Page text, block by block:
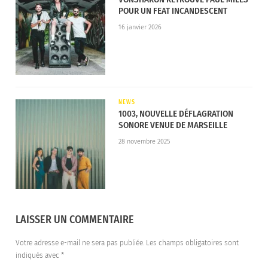
En attendant la sortie de ce nouvel album, vous
pouvez retrouver la chanteuse sur scène. Elle se
produira notamment les 16 et 17 novembre au
Zénith de Paris. Plus proche de chez nous, elle
POUR UN FEAT INCANDESCENT
16 janvier 2026
NEWS
1003, NOUVELLE DÉFLAGRATION
SONORE VENUE DE MARSEILLE
28 novembre 2025
LAISSER UN COMMENTAIRE
Votre adresse e-mail ne sera pas publiée. Les champs obligatoires sont
indiqués avec *